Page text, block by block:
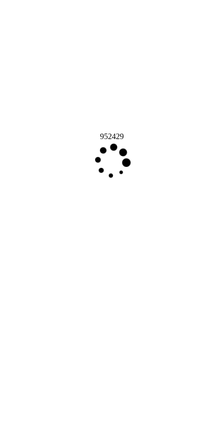
952429